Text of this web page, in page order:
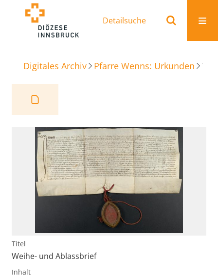
Detailsuche
Digitales Archiv Pfarre Wenns: Urkunden
Titel
Weihe- und Ablassbrief
Inhalt